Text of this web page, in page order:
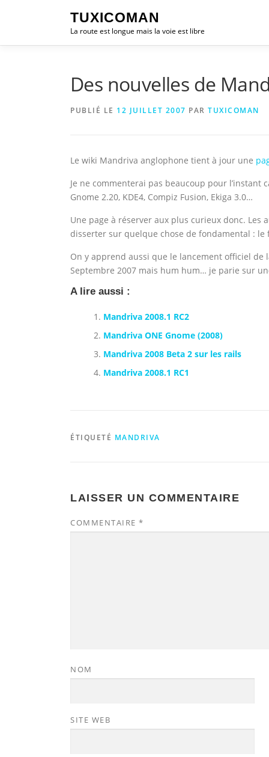
TUXICOMAN
La route est longue mais la voie est libre
Des nouvelles de
PUBLIÉ LE 12 JUILLET 2007 PAR TUXICOMAN
Le wiki Mandriva anglophone tient à jour une
Je ne commenterai pas beaucoup pour l’instant
Gnome 2.20, KDE4, Compiz Fusion, Ekiga 3.0…
Une page à réserver aux plus curieux donc.
disserter sur quelque chose de fondamental : le
On y apprend aussi que le lancement officiel
Septembre 2007 mais hum hum… je parie sur
A lire aussi :
Mandriva 2008.1 RC2
Mandriva ONE Gnome (2008)
Mandriva 2008 Beta 2 sur les rails
Mandriva 2008.1 RC1
ÉTIQUETÉ MANDRIVA
LAISSER UN COMMENTAIRE
COMMENTAIRE *
NOM
SITE WEB